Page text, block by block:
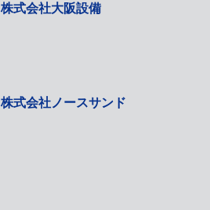
株式会社大阪設備
株式会社ノースサンド